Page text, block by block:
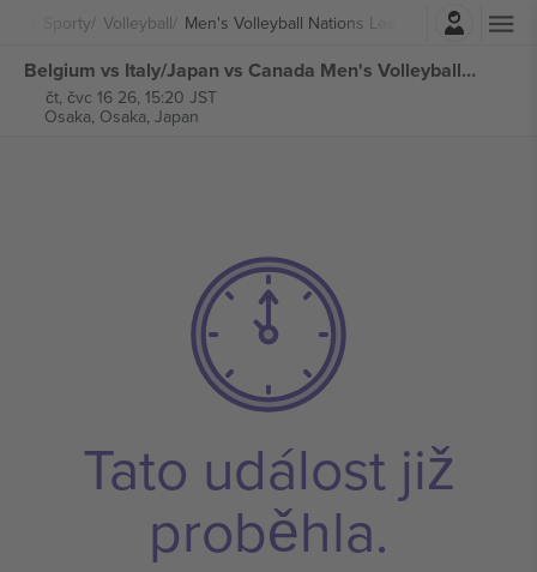
Sporty Volleyball Men's Volleyball Nations League
Přihlásit se
Belgium vs Italy/Japan vs Canada Men's Volleyball Nations League vstupenek
čt, čvc 16 26, 15:20 JST
Osaka, Osaka, Japan
Tato událost již
proběhla.